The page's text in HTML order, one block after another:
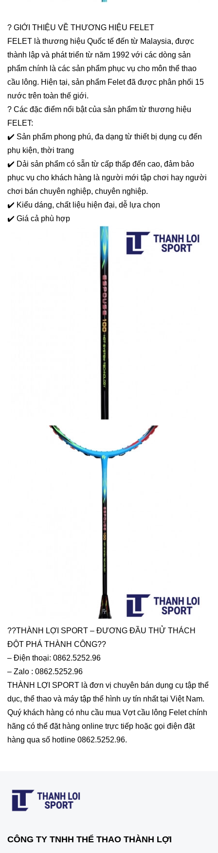
? GIỚI THIỆU VỀ THƯƠNG HIỆU FELET
FELET là thương hiệu Quốc tế đến từ Malaysia, được
thành lập và phát triển từ năm 1992 với các dòng sản
phẩm chính là các sản phẩm phục vụ cho môn thể thao
cầu lông. Hiện tại, sản phẩm Felet đã được phân phối 15
nước trên toàn thế giới.
? Các đặc điểm nổi bật của sản phẩm từ thương hiệu
FELET:
✔️ Sản phẩm phong phú, đa dạng từ thiết bị dụng cụ đến
phụ kiện, thời trang
✔️ Dải sản phẩm có sẵn từ cấp thấp đến cao, đảm bảo
phục vụ cho khách hàng là người mới tập chơi hay người
chơi bán chuyên nghiệp, chuyên nghiệp.
✔️ Kiểu dáng, chất liệu hiện đại, dễ lựa chọn
✔️ Giá cả phù hợp
??THÀNH LỢI SPORT – ĐƯƠNG ĐẦU THỬ THÁCH
ĐỘT PHÁ THÀNH CÔNG??
– Điện thoại: 0862.5252.96
– Zalo : 0862.5252.96
THÀNH LỢI SPORT là đơn vị chuyên bán dụng cụ tập thể
dục, thể thao và máy tập thể hình uy tín nhất tại Việt Nam.
Quý khách hàng có nhu cầu mua Vợt cầu lông Felet chính
hãng có thể đặt hàng online trực tiếp hoặc gọi điện đặt
hàng qua số hotline 0862.5252.96.
CÔNG TY TNHH THỂ THAO THÀNH LỢI